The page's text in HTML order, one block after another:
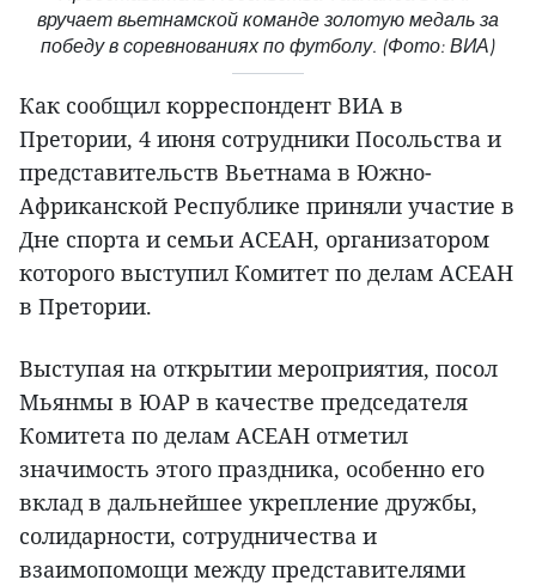
вручает вьетнамской команде золотую медаль за
победу в соревнованиях по футболу. (Фото: ВИА)
Как сообщил корреспондент ВИА в
Претории, 4 июня сотрудники Посольства и
представительств Вьетнама в Южно-
Африканской Республике приняли участие в
Дне спорта и семьи АСЕАН, организатором
которого выступил Комитет по делам АСЕАН
в Претории.
Выступая на открытии мероприятия, посол
Мьянмы в ЮАР в качестве председателя
Комитета по делам АСЕАН отметил
значимость этого праздника, особенно его
вклад в дальнейшее укрепление дружбы,
солидарности, сотрудничества и
взаимопомощи между представителями